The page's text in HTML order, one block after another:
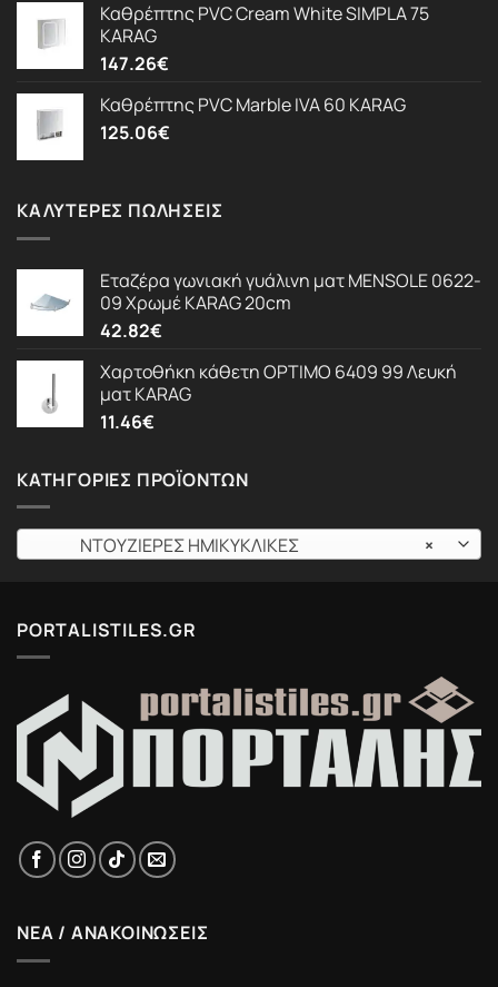
Καθρέπτης PVC Cream White SIMPLA 75
KARAG
147.26€
Καθρέπτης PVC Marble IVA 60 KARAG
125.06€
ΚΑΛΎΤΕΡΕΣ ΠΩΛΉΣΕΙΣ
Εταζέρα γωνιακή γυάλινη ματ MENSOLE 0622-
09 Χρωμέ KARAG 20cm
42.82€
Χαρτοθήκη κάθετη OPTIMO 6409 99 Λευκή
ματ KARAG
11.46€
ΚΑΤΗΓΟΡΊΕΣ ΠΡΟΪΌΝΤΩΝ
×
ΝΤΟΥΖΙΕΡΕΣ ΗΜΙΚΥΚΛΙΚΕΣ
PORTALISTILES.GR
ΝΕΑ / ΑΝΑΚΟΙΝΩΣΕΙΣ